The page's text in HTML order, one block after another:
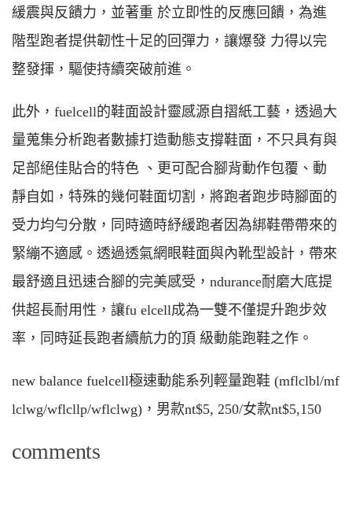
緩震與反饋力，並著重 於立即性的反應回饋，為進
階型跑者提供韌性十足的回彈力，讓爆發 力得以完
整發揮，驅使持續突破前進。
此外，fuelcell的鞋面設計靈感源自摺紙工藝，透過大
量蒐集分析跑者數據打造動態支撐鞋面，不只具有與
足部絕佳貼合的特色 、更可配合腳背動作包覆、動
靜自如，特殊的幾何鞋面切割，將跑者跑步時腳面的
受力均勻分散，同時適時紓緩跑者因為綁鞋帶帶來的
緊繃不適感。透過透氣網眼鞋面與內靴型設計，帶來
最舒適且迅速合腳的完美感受，ndurance耐磨大底提
供超長耐用性，讓fu elcell成為一雙不僅提升跑步效
率，同時延長跑者續航力的頂 級動能跑鞋之作。
new balance fuelcell極速動能系列輕量跑鞋 (mflclbl/mf
lclwg/wflcllp/wflclwg)，男款nt$5, 250/女款nt$5,150
comments